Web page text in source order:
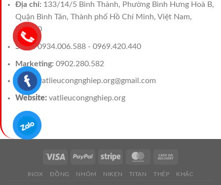
Địa chỉ: 133/14/5 Bình Thành, Phường Bình Hưng Hoà B,
Quận Bình Tân, Thành phố Hồ Chí Minh, Việt Nam,
700000
Sales:0934.006.588 - 0969.420.440
Marketing: 0902.280.582
Email: vatlieucongnghiep.org@gmail.com
Website: vatlieucongnghiep.org
INOX ĐỒNG NHÔM NIKEN TITAN THÉP KHÁC